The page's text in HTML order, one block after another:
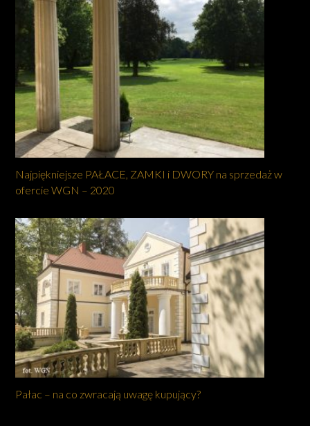
Najpiękniejsze PAŁACE, ZAMKI i DWORY na sprzedaż w
ofercie WGN – 2020
Pałac – na co zwracają uwagę kupujący?